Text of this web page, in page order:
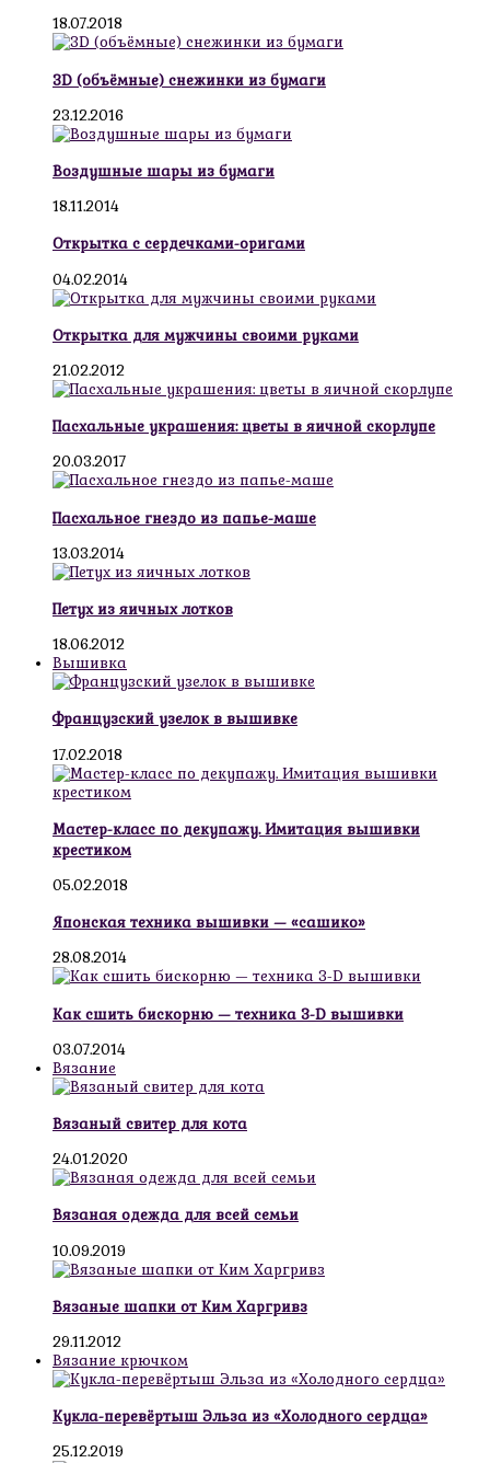
18.07.2018
3D (объёмные) снежинки из бумаги
23.12.2016
Воздушные шары из бумаги
18.11.2014
Открытка с сердечками-оригами
04.02.2014
Открытка для мужчины своими руками
21.02.2012
Пасхальные украшения: цветы в яичной скорлупе
20.03.2017
Пасхальное гнездо из папье-маше
13.03.2014
Петух из яичных лотков
18.06.2012
Вышивка
Французский узелок в вышивке
17.02.2018
Мастер-класс по декупажу. Имитация вышивки
крестиком
05.02.2018
Японская техника вышивки — «сашико»
28.08.2014
Как сшить бискорню — техника 3-D вышивки
03.07.2014
Вязание
Вязаный свитер для кота
24.01.2020
Вязаная одежда для всей семьи
10.09.2019
Вязаные шапки от Ким Харгривз
29.11.2012
Вязание крючком
Кукла-перевёртыш Эльза из «Холодного сердца»
25.12.2019